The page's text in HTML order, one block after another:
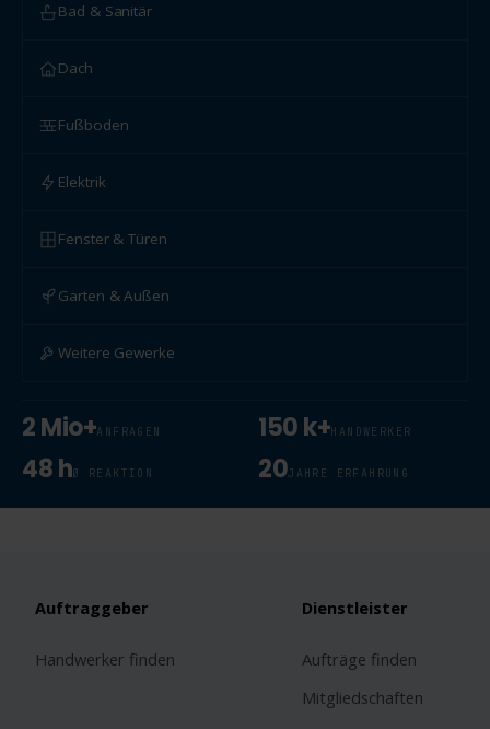
Bad & Sanitär
Dach
Fußboden
Elektrik
Fenster & Türen
Garten & Außen
Weitere Gewerke
2 Mio+ANFRAGEN 150 k+HANDWERKER
48 hØ REAKTION 20JAHRE ERFAHRUNG
Auftraggeber
Handwerker finden
Dienstleister
Aufträge finden
Mitgliedschaften